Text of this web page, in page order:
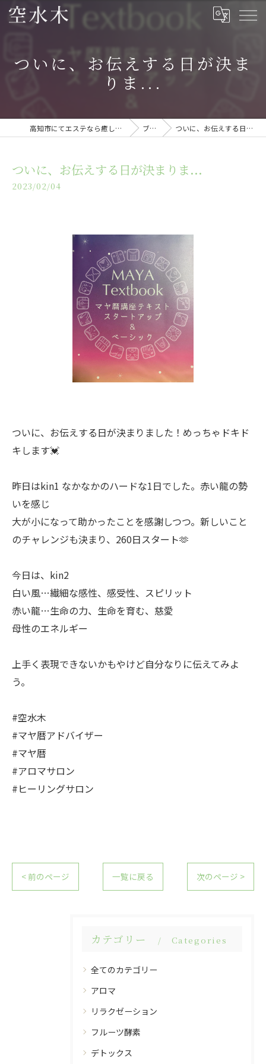
ついに、お伝えする日が決ま
りま...
高知市にてエステなら癒しの空間・空水木 ブログ ついに、お伝えする日が決まりま...
ついに、お伝えする日が決まりま...
2023/02/04
ついに、お伝えする日が決まりました！めっちゃドキド
キします💓
昨日はkin1 なかなかのハードな1日でした。赤い龍の勢
いを感じ
大が小になって助かったことを感謝しつつ。新しいこと
のチャレンジも決まり、260日スタート🫶
今日は、kin2
白い風…繊細な感性、感受性、スピリット
赤い龍…生命の力、生命を育む、慈愛
母性のエネルギー
上手く表現できないかもやけど自分なりに伝えてみよ
う。
#空水木
#マヤ暦アドバイザー
#マヤ暦
#アロマサロン
#ヒーリングサロン
< 前のページ 一覧に戻る 次のページ >
カテゴリー Categories
全てのカテゴリー
アロマ
リラクゼーション
フルーツ酵素
デトックス